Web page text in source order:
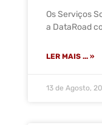
Os Serviços
a DataRoad
LER MAIS ... »
13 de Agosto,